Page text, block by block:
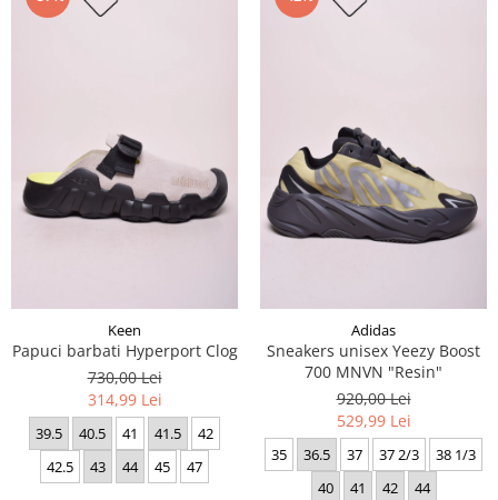
Keen
Papuci barbati Hyperport Clog
730,00 Lei
314,99 Lei
39.5 40.5 41 41.5
42
42.5
43 44 45 47
Adidas
Sneakers unisex Yeezy Boost
700 MNVN "Resin"
920,00 Lei
529,99 Lei
35 36.5 37 37 2/3
38 1/3
40
41 42
44